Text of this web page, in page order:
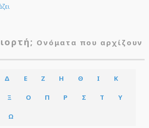
Ονόματα που αρχίζουν
Δ Ε Ζ Η Θ Ι Κ
Ξ Ο Π Ρ Σ Τ Υ
Ω